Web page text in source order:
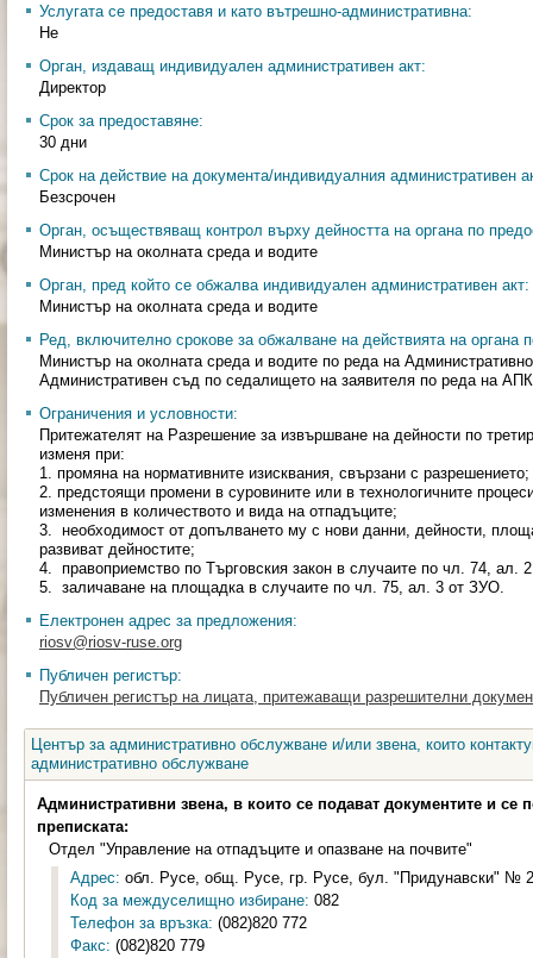
Услугата се предоставя и като вътрешно-административна:
Не
Орган, издаващ индивидуален административен акт:
Директор
Срок за предоставяне:
30 дни
Срок на действие на документа/индивидуалния административен
Безсрочен
Орган, осъществяващ контрол върху дейността на органа по
Министър на околната среда и водите
Орган, пред който се обжалва индивидуален административен акт:
Министър на околната среда и водите
Ред, включително срокове за обжалване на действията на органа
Министър на околната среда и водите по реда на
Административен съд по седалището на заявителя по реда на
Ограничения и условности:
Притежателят на Разрешение за извършване на дейности по
изменя при:
1. промяна на нормативните изисквания, свързани с разрешението;
2. предстоящи промени в суровините или в технологичните
изменения в количеството и вида на отпадъците;
3. необходимост от допълването му с нови данни, дейности,
развиват дейностите;
4. правоприемство по Търговския закон в случаите по чл. 74, ал.
5. заличаване на площадка в случаите по чл. 75, ал. 3 от ЗУО.
Електронен адрес за предложения:
riosv@riosv-ruse.org
Публичен регистър:
Публичен регистър на лицата, притежаващи разрешителни
Център за административно обслужване и/или звена, които
административно обслужване
Административни звена, в които се подават документите и се
преписката:
Отдел "Управление на отпадъците и опазване на почвите"
Адрес: обл. Русе, общ. Русе, гр. Русе, бул. "Придунавски" №
Код за междуселищно избиране: 082
Телефон за връзка: (082)820 772
Факс: (082)820 779